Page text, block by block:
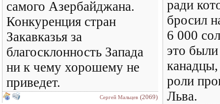
самого Азербайджана.
Конкуренция стран
Закавказья за
благосклонность Запада
ни к чему хорошему не
приведет.
Сергей Мальцев (2069)
ради
бросил
6 000
это были
роли
Льва.